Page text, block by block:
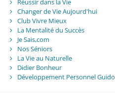
Réussir dans la Vie
Changer de Vie Aujourd'hui
Club Vivre Mieux
La Mentalité du Succès
Je Sais,com
Nos Séniors
La Vie au Naturelle
Didier Bonheur
Développement Personnel Guido